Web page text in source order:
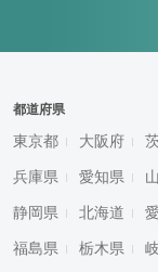
都道府県
東京都 大阪府
兵庫県 愛知県
静岡県 北海道
福島県 栃木県